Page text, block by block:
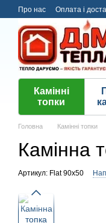
Перейти до основного
Про нас Оплата і
Камінні
топки
Головна Камінні топки
Камінна
Артикул: Flat 90x50